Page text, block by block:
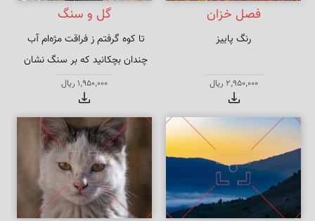
فصل خزان
رنگ پاییز
2,950,000 ریال
گل و سنگ
چندان بچکانید که بر سنگ نشان
کرد
1,950,000 ریال